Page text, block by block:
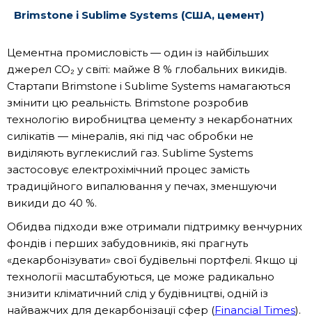
Brimstone і Sublime Systems (США, цемент)
Цементна промисловість — один із найбільших
джерел СО₂ у світі: майже 8 % глобальних викидів.
Стартапи Brimstone і Sublime Systems намагаються
змінити цю реальність. Brimstone розробив
технологію виробництва цементу з некарбонатних
силікатів — мінералів, які під час обробки не
виділяють вуглекислий газ. Sublime Systems
застосовує електрохімічний процес замість
традиційного випалювання у печах, зменшуючи
викиди до 40 %.
Обидва підходи вже отримали підтримку венчурних
фондів і перших забудовників, які прагнуть
«декарбонізувати» свої будівельні портфелі. Якщо ці
технології масштабуються, це може радикально
знизити кліматичний слід у будівництві, одній із
найважчих для декарбонізації сфер (Financial Times).